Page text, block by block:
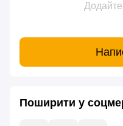
Поширити у